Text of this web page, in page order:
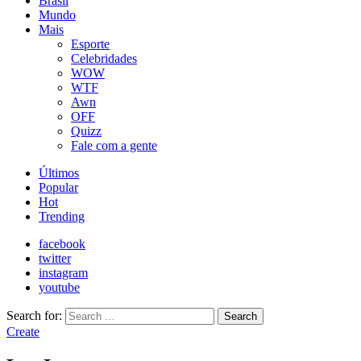
Mundo
Mais
Esporte
Celebridades
WOW
WTF
Awn
OFF
Quizz
Fale com a gente
Últimos
Popular
Hot
Trending
facebook
twitter
instagram
youtube
Search for: Search
Create